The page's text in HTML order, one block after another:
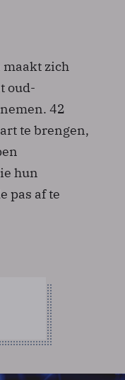
zich
oud-
42
te brengen,
hun
pas af te